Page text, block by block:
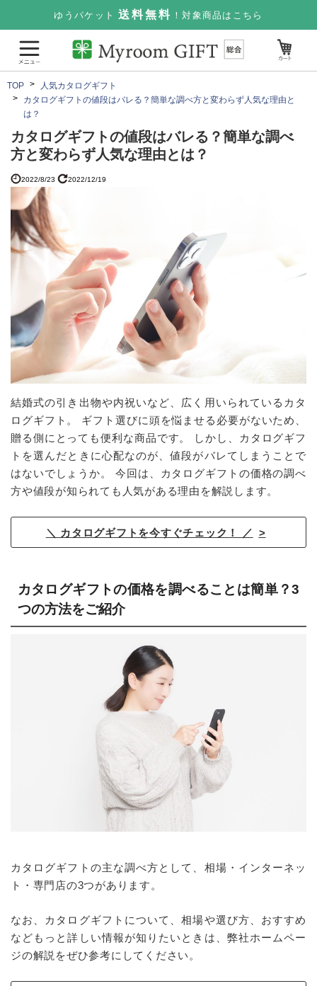
ゆうパケット 送料無料 ！対象商品はこちら
TOP
人気カタログギフト
カタログギフトの値段はバレる？簡単な調べ方と変わらず人気な理由と
は？
カタログギフトの値段はバレる？簡単な調べ
方と変わらず人気な理由とは？
2022/8/23 2022/12/19
結婚式の引き出物や内祝いなど、広く用いられているカタ
ログギフト。 ギフト選びに頭を悩ませる必要がないため、
贈る側にとっても便利な商品です。 しかし、カタログギフ
トを選んだときに心配なのが、値段がバレてしまうことで
はないでしょうか。 今回は、カタログギフトの価格の調べ
方や値段が知られても人気がある理由を解説します。
＼ カタログギフトを今すぐチェック！ ／
カタログギフトの価格を調べることは簡単？3
つの方法をご紹介
カタログギフトの主な調べ方として、相場・インターネッ
ト・専門店の3つがあります。
なお、カタログギフトについて、相場や選び方、おすすめ
などもっと詳しい情報が知りたいときは、弊社ホームペー
ジの解説をぜひ参考にしてください。